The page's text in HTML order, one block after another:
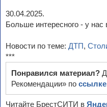
30.04.2025.
Больше интересного - у нас
Новости по теме: ДТП,
***
Понравился материал?
Рекомендации» по ссылке
Читайте БрестСИТИ в